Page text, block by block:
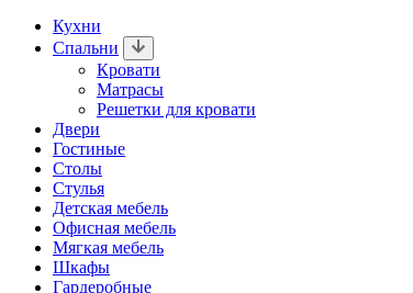
Кухни
Спальни
Кровати
Матрасы
Решетки для кровати
Двери
Гостиные
Столы
Стулья
Детская мебель
Офисная мебель
Мягкая мебель
Шкафы
Гардеробные